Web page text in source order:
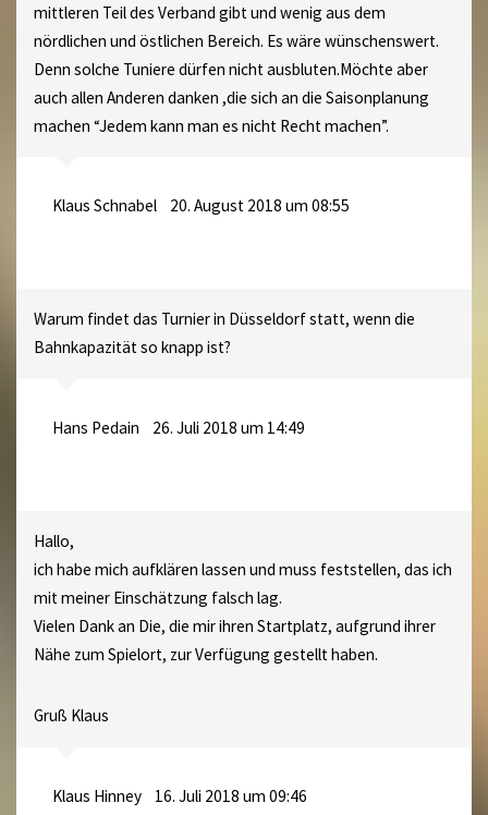
mittleren Teil des Verband gibt und wenig aus dem
nördlichen und östlichen Bereich. Es wäre wünschenswert.
Denn solche Tuniere dürfen nicht ausbluten.Möchte aber
auch allen Anderen danken ,die sich an die Saisonplanung
machen “Jedem kann man es nicht Recht machen”.
Klaus Schnabel 20. August 2018 um 08:55
Warum findet das Turnier in Düsseldorf statt, wenn die
Bahnkapazität so knapp ist?
Hans Pedain 26. Juli 2018 um 14:49
Hallo,
ich habe mich aufklären lassen und muss feststellen, das ich
mit meiner Einschätzung falsch lag.
Vielen Dank an Die, die mir ihren Startplatz, aufgrund ihrer
Nähe zum Spielort, zur Verfügung gestellt haben.
Gruß Klaus
Klaus Hinney 16. Juli 2018 um 09:46